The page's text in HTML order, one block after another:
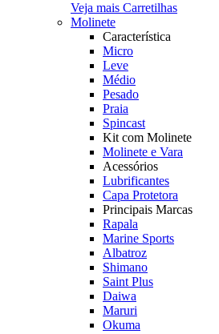
Veja mais Carretilhas
Molinete
Característica
Micro
Leve
Médio
Pesado
Praia
Spincast
Kit com Molinete
Molinete e Vara
Acessórios
Lubrificantes
Capa Protetora
Principais Marcas
Rapala
Marine Sports
Albatroz
Shimano
Saint Plus
Daiwa
Maruri
Okuma